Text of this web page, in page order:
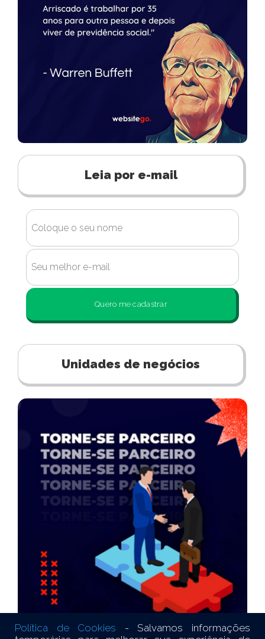
Leia por e-mail
Quero me cadastrar
Unidades de negócios
Política de Cookies - Salvamos informações